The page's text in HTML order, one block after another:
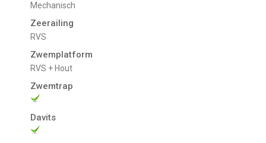
Mechanisch
Zeerailing
RVS
Zwemplatform
RVS + Hout
Zwemtrap
Davits